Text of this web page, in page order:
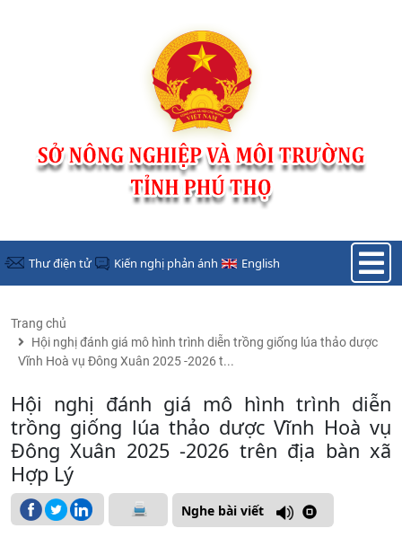
Thư điện tử Kiến nghị phản ánh English
Trang chủ
Hội nghị đánh giá mô hình trình diễn trồng giống lúa thảo dược
Vĩnh Hoà vụ Đông Xuân 2025 -2026 t...
Hội nghị đánh giá mô hình trình diễn
trồng giống lúa thảo dược Vĩnh Hoà vụ
Đông Xuân 2025 -2026 trên địa bàn xã
Hợp Lý
Nghe bài viết